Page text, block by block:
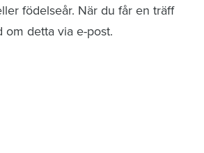
födelseår. När du får en träff
detta via e-post.